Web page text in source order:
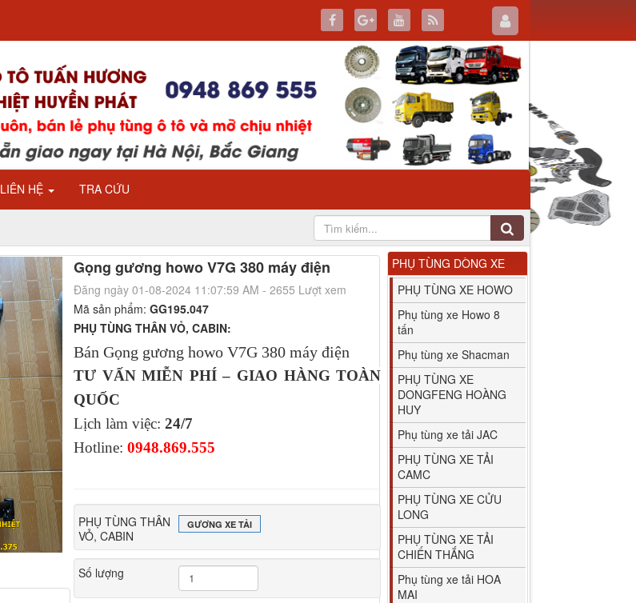
LIÊN HỆ TRA CỨU
Gọng gương howo V7G 380 máy điện
Đăng ngày 01-08-2024 11:07:59 AM - 2655 Lượt xem
Mã sản phẩm: GG195.047
PHỤ TÙNG THÂN VỎ, CABIN:
Bán Gọng gương howo V7G 380 máy điện
TƯ VẤN MIỄN PHÍ – GIAO HÀNG TOÀN
QUỐC
Lịch làm việc: 24/7
Hotline: 0948.869.555
PHỤ TÙNG THÂN
VỎ, CABIN
GƯƠNG XE TẢI
Số lượng
PHỤ TÙNG DÒNG XE
PHỤ TÙNG XE HOWO
Phụ tùng xe Howo 8
tấn
Phụ tùng xe Shacman
PHỤ TÙNG XE
DONGFENG HOÀNG
HUY
Phụ tùng xe tải JAC
PHỤ TÙNG XE TẢI
CAMC
PHỤ TÙNG XE CỬU
LONG
PHỤ TÙNG XE TẢI
CHIẾN THẮNG
Phụ tùng xe tải HOA
MAI